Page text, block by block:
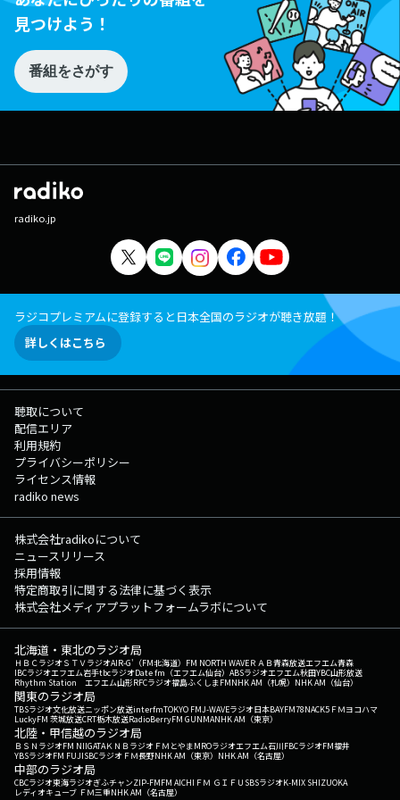
見つけよう！
番組をさがす
radiko.jp
ラジコプレミアムに登録すると日本全国のラジオが聴き放題！
詳しくはこちら
聴取について
配信エリア
利用規約
プライバシーポリシー
ライセンス情報
radiko news
株式会社radikoについて
ニュースリリース
採用情報
特定商取引に関する法律に基づく表示
株式会社メディアプラットフォームラボについて
北海道・東北のラジオ局
ＨＢＣラジオＳＴＶラジオAIR-G'（FM北海道） FM NORTH WAVEＲＡＢ青森放送エフエム青森
IBCラジオエフエム岩手tbcラジオDate fm（エフエム仙台） ABSラジオエフエム秋田YBC山形放送
Rhythm Station エフエム山形RFCラジオ福島ふくしまFMNHK AM（札幌） NHK AM（仙台）
関東のラジオ局
TBSラジオ文化放送ニッポン放送interfmTOKYO FMJ-WAVEラジオ日本BAYFM78NACK5 ＦＭヨコハマ
LuckyFM 茨城放送CRT栃木放送RadioBerryFM GUNMANHK AM（東京）
北陸・甲信越のラジオ局
ＢＳＮラジオFM NIIGATAＫＮＢラジオ ＦＭとやまMROラジオエフエム石川FBCラジオFM福井
YBSラジオFM FUJISBCラジオ ＦＭ長野NHK AM（東京） NHK AM（名古屋）
中部のラジオ局
CBCラジオ東海ラジオぎふチャンZIP-FMFM AICHI ＦＭ ＧＩＦＵ SBSラジオK-MIX SHIZUOKA
レディオキューブ ＦＭ三重NHK AM（名古屋）